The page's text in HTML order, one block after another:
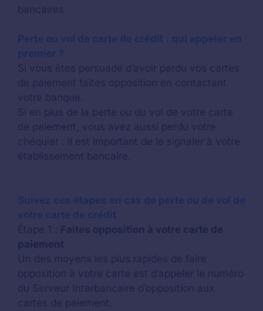
bancaires
Perte ou vol de carte de crédit : qui appeler en
premier ?
Si vous êtes persuadé d’avoir perdu vos cartes
de paiement faites opposition en contactant
votre banque.
Si en plus de la perte ou du vol de votre carte
de paiement, vous avez aussi perdu votre
chéquier : il est important de le signaler à votre
établissement bancaire.
Suivez ces étapes en cas de perte ou de vol de
votre carte de crédit
Étape 1 : Faites opposition à votre carte de
paiement
Un des moyens les plus rapides de faire
opposition à votre carte est d’appeler le numéro
du Serveur Interbancaire d’opposition aux
cartes de paiement.